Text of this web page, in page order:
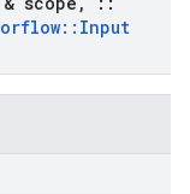
:: Input